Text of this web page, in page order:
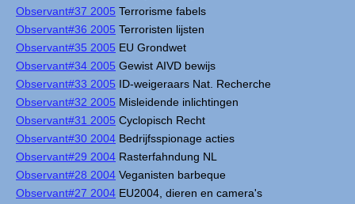
Observant#37 2005 Terrorisme fabels
Observant#36 2005 Terroristen lijsten
Observant#35 2005 EU Grondwet
Observant#34 2005 Gewist AIVD bewijs
Observant#33 2005 ID-weigeraars Nat. Recherche
Observant#32 2005 Misleidende inlichtingen
Observant#31 2005 Cyclopisch Recht
Observant#30 2004 Bedrijfsspionage acties
Observant#29 2004 Rasterfahndung NL
Observant#28 2004 Veganisten barbeque
Observant#27 2004 EU2004, dieren en camera's